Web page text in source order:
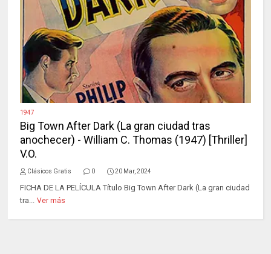
1947
Big Town After Dark (La gran ciudad tras
anochecer) - William C. Thomas (1947) [Thriller]
V.O.
Clásicos Gratis 0 20 Mar, 2024
FICHA DE LA PELÍCULA Título Big Town After Dark (La gran ciudad
tra... Ver más